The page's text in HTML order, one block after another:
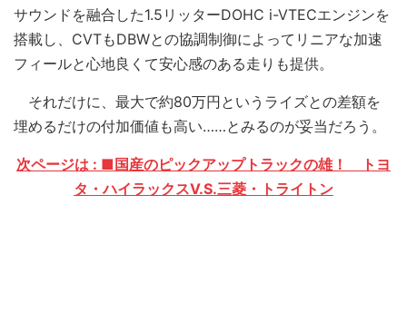
サウンドを融合した1.5リッターDOHC i-VTECエンジンを
搭載し、CVTもDBWとの協調制御によってリニアな加速
フィールと心地良くて安心感のある走りも提供。
それだけに、最大で約80万円というライズとの差額を
埋めるだけの付加価値も高い……とみるのが妥当だろう。
次ページは : ■国産のピックアップトラックの雄！ トヨ
タ・ハイラックスV.S.三菱・トライトン